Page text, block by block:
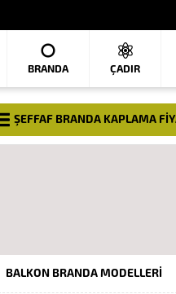
BRANDA ÇADIR
ŞEFFAF BRANDA KAPLAMA
BALKON BRANDA MODELLERI